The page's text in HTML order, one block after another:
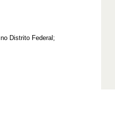
Distrito Federal;